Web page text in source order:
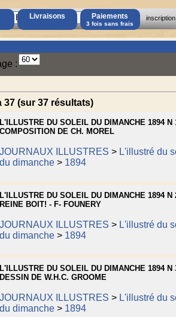
Livraisons Paiements
3 fois sans frais
inscription
:
(sur 37 résultats)
L'ILLUSTRE DU SOLEIL DU DIMANCHE 1894 N
COMPOSITION DE CH. MOREL
JOURNAUX ILLUSTRES > L'illustré du
du dimanche> 1894
L'ILLUSTRE DU SOLEIL DU DIMANCHE 1894 N
REINE BOIT! - F- FOUNERY
JOURNAUX ILLUSTRES > L'illustré du
du dimanche> 1894
L'ILLUSTRE DU SOLEIL DU DIMANCHE 1894 N
DESSIN DE W.H.C. GROOME
JOURNAUX ILLUSTRES > L'illustré du
du dimanche> 1894